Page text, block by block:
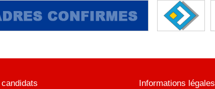
Informations légales